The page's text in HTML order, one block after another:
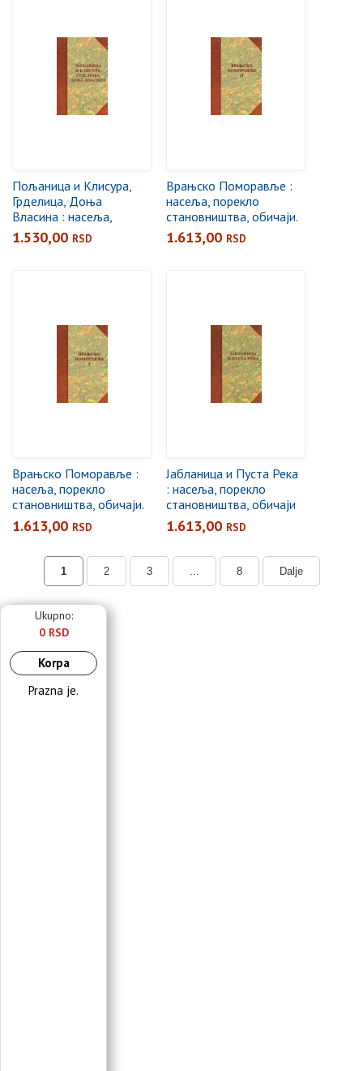
Пољаница и Клисура,
Грделица, Доња
Власина : насеља,
порекло становништва,
обичаји
1.530,00 RSD
Врањско Поморавље :
насеља, порекло
становништва, обичаји.
2
1.613,00 RSD
Врањско Поморавље :
насеља, порекло
становништва, обичаји.
1
1.613,00 RSD
Јабланица и Пуста Река
: насеља, порекло
становништва, обичаји
1.613,00 RSD
1 2 3 8 Dalje
Ukupno:
0 RSD
Korpa
Prazna je.